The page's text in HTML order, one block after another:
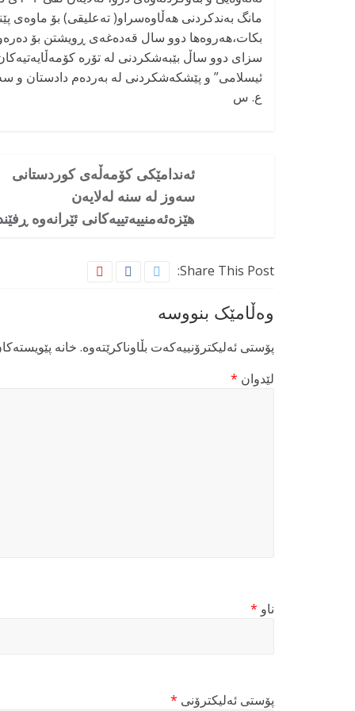
مانگ بەندکردنی هەڵاوەسراو( تەعلیقی) بۆ ماوەی
بکات،هەروەها دوو سال قەدەغەی ڕویشتن بۆ دەرەوەی وڵات و لێ
سزای دوو ساڵ بێبەشکردنی لە تۆرە
ئیسلامی” و پێشکەشکردنی لە بەردەم دادستان و
ع. س
ئەندامێکی کۆمەڵەی کوردستانی
سەوز لە سنە لەلایەن
هێزەئەمنییەتییەکانی ئێرانەوە
Share This Post:
وەڵامێک بنووسە
پۆستی ئەلیکترۆنییەکەت بڵاوناکرێتەوە. خانە
لێدوان *
ناو *
پۆستی ئەلیکترۆنی *